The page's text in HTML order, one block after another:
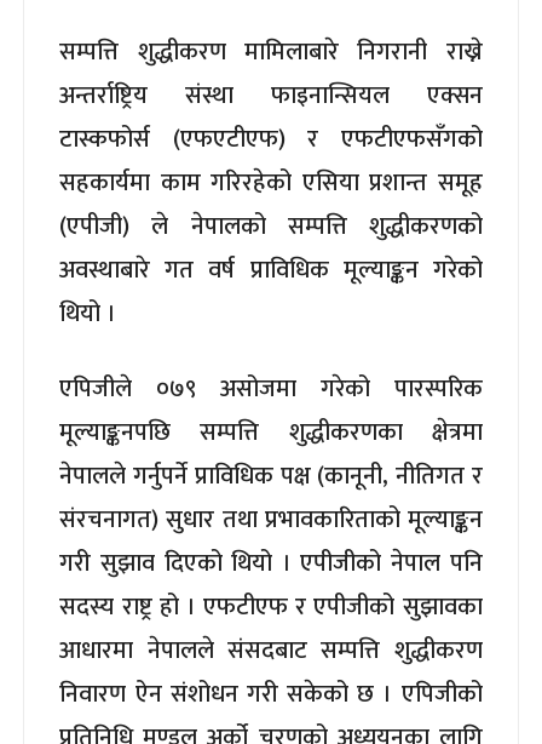
सम्पत्ति शुद्धीकरण मामिलाबारे निगरानी राख्ने
अन्तर्राष्ट्रिय संस्था फाइनान्सियल एक्सन
टास्कफोर्स (एफएटीएफ) र एफटीएफसँगको
सहकार्यमा काम गरिरहेको एसिया प्रशान्त समूह
(एपीजी) ले नेपालको सम्पत्ति शुद्धीकरणको
अवस्थाबारे गत वर्ष प्राविधिक मूल्याङ्कन गरेको
थियो ।
एपिजीले ०७९ असोजमा गरेको पारस्परिक
मूल्याङ्कनपछि सम्पत्ति शुद्धीकरणका क्षेत्रमा
नेपालले गर्नुपर्ने प्राविधिक पक्ष (कानूनी, नीतिगत र
संरचनागत) सुधार तथा प्रभावकारिताको मूल्याङ्कन
गरी सुझाव दिएको थियो । एपीजीको नेपाल पनि
सदस्य राष्ट्र हो । एफटीएफ र एपीजीको सुझावका
आधारमा नेपालले संसदबाट सम्पत्ति शुद्धीकरण
निवारण ऐन संशोधन गरी सकेको छ । एपिजीको